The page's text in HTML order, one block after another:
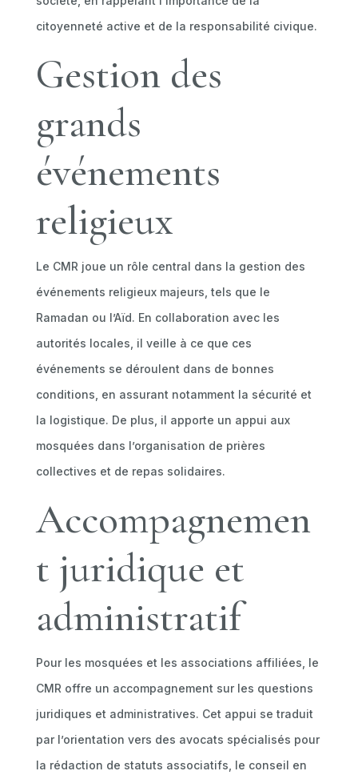
citoyenneté active et de la responsabilité civique.
Gestion des
grands
événements
religieux
Le CMR joue un rôle central dans la gestion des
événements religieux majeurs, tels que le
Ramadan ou l’Aïd. En collaboration avec les
autorités locales, il veille à ce que ces
événements se déroulent dans de bonnes
conditions, en assurant notamment la sécurité et
la logistique. De plus, il apporte un appui aux
mosquées dans l’organisation de prières
collectives et de repas solidaires.
Accompagnemen
t juridique et
administratif
Pour les mosquées et les associations affiliées, le
CMR offre un accompagnement sur les questions
juridiques et administratives. Cet appui se traduit
par l’orientation vers des avocats spécialisés pour
la rédaction de statuts associatifs, le conseil en